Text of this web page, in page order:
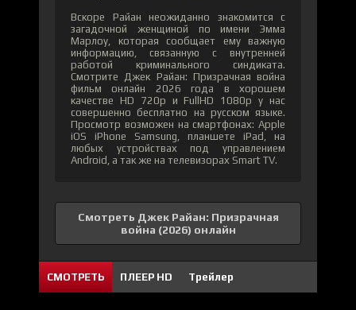
Вскоре Райан неожиданно знакомится с
загадочной женщиной по имени Эмма
Марлоу, которая сообщает ему важную
информацию, связанную с внутренней
работой криминального синдиката.
Смотрите Джек Райан: Призрачная война
фильм онлайн 2026 года в хорошем
качестве HD 720p и FullHD 1080p у нас
совершенно бесплатно на русском языке.
Просмотр возможен на смартфонах: Apple
iOS iPhone Samsung, планшете iPad, на
любых устройствах под управлением
Android, а так же на телевизорах Smart TV.
Смотреть Джек Райан: Призрачная
война (2026) онлайн
СМОТРЕТЬ ПЛЕЕР HD Трейлер